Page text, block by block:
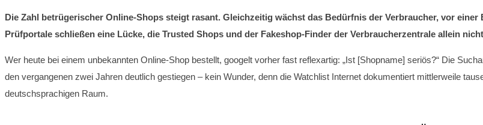
Die Zahl betrügerischer Online-Shops steigt rasant. Gleichzeitig wächst das Bedürfnis der Verbraucher, vor
Prüfportale schließen eine Lücke, die Trusted Shops und der Fakeshop-Finder der Verbraucherzentrale allein
Wer heute bei einem unbekannten Online-Shop bestellt, googelt vorher fast reflexartig: „Ist [Shopname] seriös?“ Die
den vergangenen zwei Jahren deutlich gestiegen – kein Wunder, denn die Watchlist Internet dokumentiert mittlerweile
deutschsprachigen Raum.